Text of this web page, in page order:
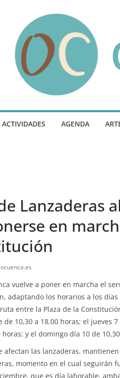
ACTIVIDADES AGENDA
Lanzaderas
en
vuelve a poner en marcha el
adaptando los horarios a los
entre la Plaza de la
10,30 a 18,00 horas; el jueves
y el domingo día 10 de
afectan las lanzaderas,
momento en el cual seguirán
que es día laborable,